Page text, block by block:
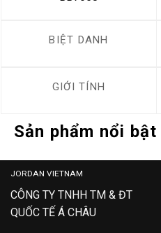
BIỆT DANH
GIỚI TÍNH
Sản phẩm nổi bật
JORDAN VIETNAM
CÔNG TY TNHH TM & ĐT
QUỐC TẾ Á CHÂU